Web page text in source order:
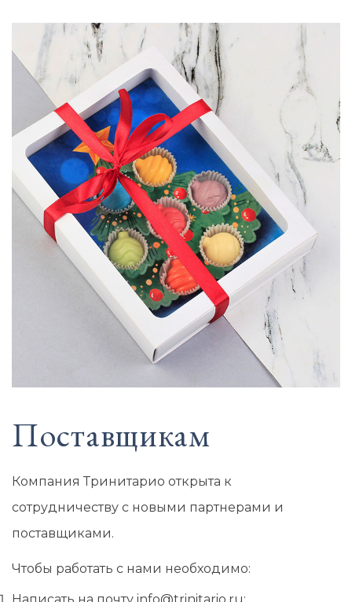
Поставщикам
Компания Тринитарио открыта к
сотрудничеству с новыми партнерами и
поставщиками.
Чтобы работать с нами необходимо: